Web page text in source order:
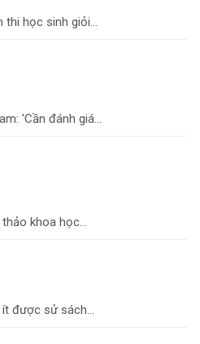
thi học sinh giỏi...
'Cần đánh giá...
khoa học...
được sử sách...